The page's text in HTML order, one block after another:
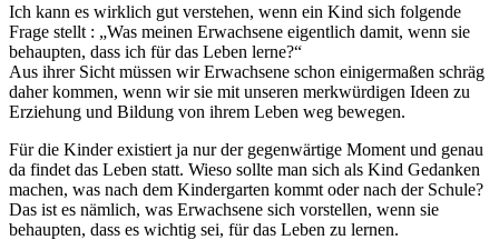
Ich kann es wirklich gut verstehen, wenn ein Kind sich folgende
Frage stellt : „Was meinen Erwachsene eigentlich damit, wenn sie
behaupten, dass ich für das Leben lerne?“
Aus ihrer Sicht müssen wir Erwachsene schon einigermaßen schräg
daher kommen, wenn wir sie mit unseren merkwürdigen Ideen zu
Erziehung und Bildung von ihrem Leben weg bewegen.
Für die Kinder existiert ja nur der gegenwärtige Moment und genau
da findet das Leben statt. Wieso sollte man sich als Kind Gedanken
machen, was nach dem Kindergarten kommt oder nach der Schule?
Das ist es nämlich, was Erwachsene sich vorstellen, wenn sie
behaupten, dass es wichtig sei, für das Leben zu lernen.